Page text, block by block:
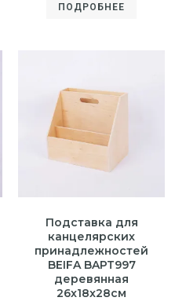
ПОДРОБНЕЕ
Подставка для
канцелярских
принадлежностей
BEIFA BAPT997
деревянная
26x18x28см